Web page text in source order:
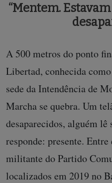
‘‘Mentem.
A 500 metros do ponto
Libertad, conhecida
sede da Intendência de
Marcha se quebra. Um
desaparecidos, alguém
responde: presente. Entre
militante do Partido
localizados em 2019 no